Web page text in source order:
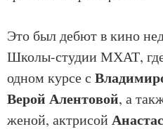
Это был дебют в кино
Школы-студии МХАТ,
одном курсе с
Верой Алентовой, а
женой, актрисой